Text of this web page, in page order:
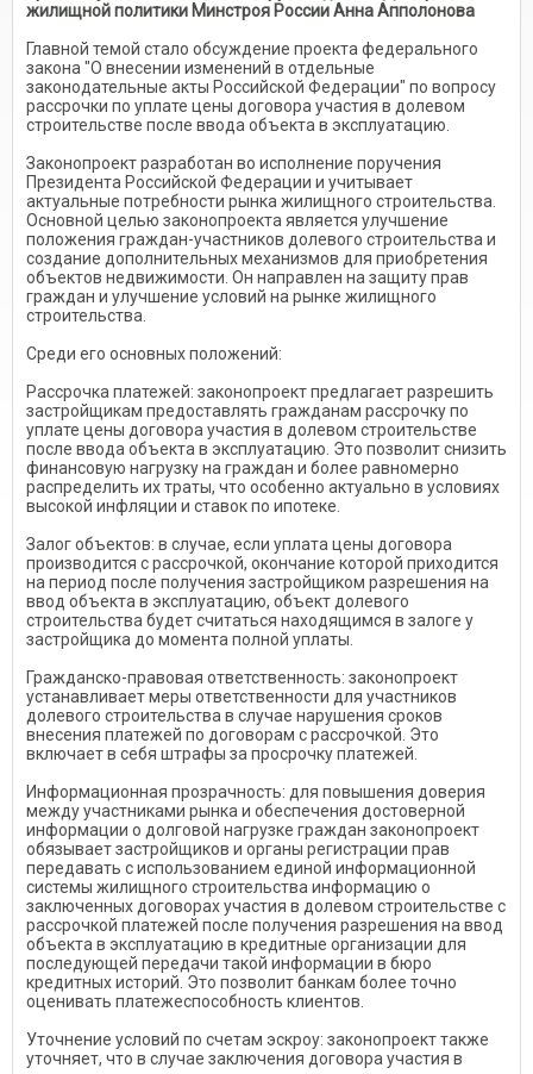
жилищной политики Минстроя России Анна Апполонова
Главной темой стало обсуждение проекта федерального
закона "О внесении изменений в отдельные
законодательные акты Российской Федерации" по вопросу
рассрочки по уплате цены договора участия в долевом
строительстве после ввода объекта в эксплуатацию.
Законопроект разработан во исполнение поручения
Президента Российской Федерации и учитывает
актуальные потребности рынка жилищного строительства.
Основной целью законопроекта является улучшение
положения граждан-участников долевого строительства и
создание дополнительных механизмов для приобретения
объектов недвижимости. Он направлен на защиту прав
граждан и улучшение условий на рынке жилищного
строительства.
Среди его основных положений:
Рассрочка платежей: законопроект предлагает разрешить
застройщикам предоставлять гражданам рассрочку по
уплате цены договора участия в долевом строительстве
после ввода объекта в эксплуатацию. Это позволит снизить
финансовую нагрузку на граждан и более равномерно
распределить их траты, что особенно актуально в условиях
высокой инфляции и ставок по ипотеке.
Залог объектов: в случае, если уплата цены договора
производится с рассрочкой, окончание которой приходится
на период после получения застройщиком разрешения на
ввод объекта в эксплуатацию, объект долевого
строительства будет считаться находящимся в залоге у
застройщика до момента полной уплаты.
Гражданско-правовая ответственность: законопроект
устанавливает меры ответственности для участников
долевого строительства в случае нарушения сроков
внесения платежей по договорам с рассрочкой. Это
включает в себя штрафы за просрочку платежей.
Информационная прозрачность: для повышения доверия
между участниками рынка и обеспечения достоверной
информации о долговой нагрузке граждан законопроект
обязывает застройщиков и органы регистрации прав
передавать с использованием единой информационной
системы жилищного строительства информацию о
заключенных договорах участия в долевом строительстве с
рассрочкой платежей после получения разрешения на ввод
объекта в эксплуатацию в кредитные организации для
последующей передачи такой информации в бюро
кредитных историй. Это позволит банкам более точно
оценивать платежеспособность клиентов.
Уточнение условий по счетам эскроу: законопроект также
уточняет, что в случае заключения договора участия в